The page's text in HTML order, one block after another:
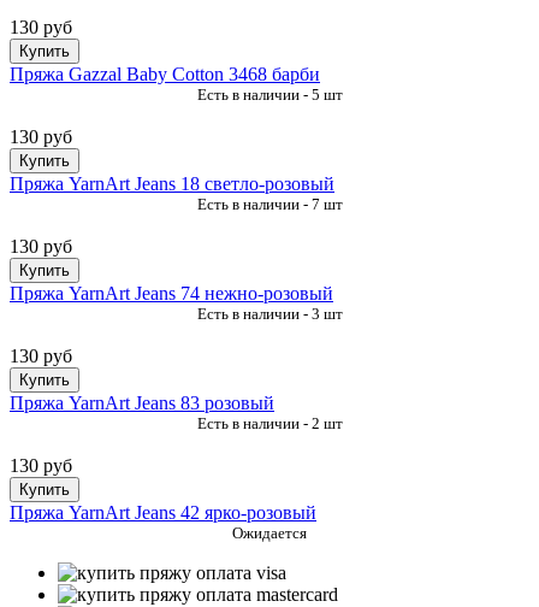
130 руб
Купить
Пряжа Gazzal Baby Cotton 3468 барби
Есть в наличии - 5 шт
130 руб
Купить
Пряжа YarnArt Jeans 18 светло-розовый
Есть в наличии - 7 шт
130 руб
Купить
Пряжа YarnArt Jeans 74 нежно-розовый
Есть в наличии - 3 шт
130 руб
Купить
Пряжа YarnArt Jeans 83 розовый
Есть в наличии - 2 шт
130 руб
Купить
Пряжа YarnArt Jeans 42 ярко-розовый
Ожидается